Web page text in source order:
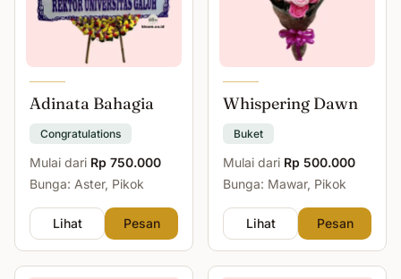
Adinata Bahagia
Congratulations
Mulai dari Rp 750.000
Bunga: Aster, Pikok
Lihat Pesan
Whispering Dawn
Buket
Mulai dari Rp 500.000
Bunga: Mawar, Pikok
Lihat Pesan